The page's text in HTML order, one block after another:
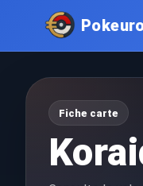
Fiche carte